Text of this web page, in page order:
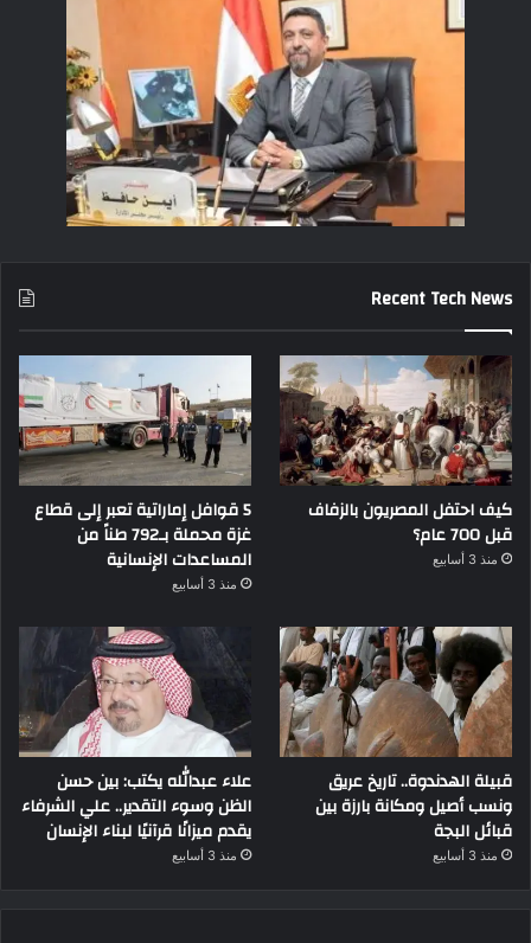
Recent Tech News
كيف احتفل المصريون بالزفاف
قبل 700 عام؟
منذ 3 أسابيع
5 قوافل إماراتية تعبر إلى قطاع
غزة محملة بـ792 طناً من
المساعدات الإنسانية
منذ 3 أسابيع
قبيلة الهدندوة.. تاريخ عريق
ونسب أصيل ومكانة بارزة بين
قبائل البجة
منذ 3 أسابيع
علاء عبدالله يكتب: بين حسن
الظن وسوء التقدير.. علي الشرفاء
يقدم ميزانًا قرآنيًا لبناء الإنسان
منذ 3 أسابيع